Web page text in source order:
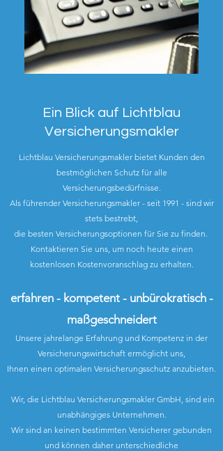
Ein Blick auf Lichtblau
Versicherungsmakler
Lichtblau Versicherungsmakler bietet Kunden den
bestmöglichen Schutz für alle
Versicherungsbedürfnisse.
Als führender Versicherungsmakler - seit 1991 - sind wir
stets bestrebt,
die besten Versicherungsoptionen für Sie zu finden.
Kontaktieren Sie uns, um noch heute einen
kostenlosen Kostenvoranschlag zu erhalten.
erfahren - kompetent - unbürokratisch -
maßgeschneidert
Unsere jahrelange Erfahrung und Kompetenz in der
Versicherungswirtschaft ermöglicht uns,
Ihnen einen optimalen Versicherungsschutz anzubieten.
Wir, die Lichtblau Versicherungsmakler GmbH, sind ein
unabhängiges Unternehmen.
Wir sind an keinen bestimmten Versicherer gebunden
und können daher unterschiedliche